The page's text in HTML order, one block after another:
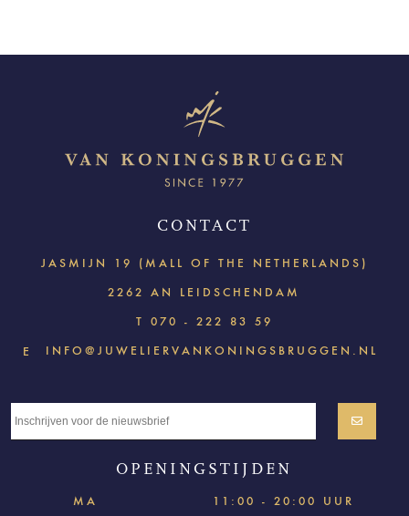
CONTACT
JASMIJN 19 (MALL OF THE NETHERLANDS)
2262 AN LEIDSCHENDAM
T 070 - 222 83 59
E INFO@JUWELIERVANKONINGSBRUGGEN.NL
OPENINGSTIJDEN
MA
11:00 - 20:00 UUR